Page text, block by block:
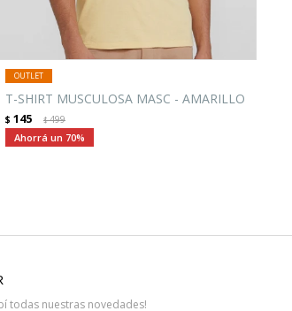
T-SHIRT MUSCULOSA MASC - AMARILLO
$ 145 $499
70
todas nuestras novedades!